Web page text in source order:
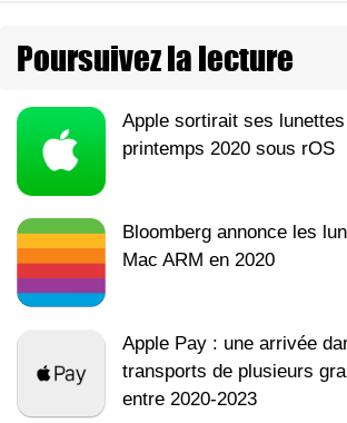
Poursuivez la lecture
Apple sortirait ses
printemps 2020 sous rOS
Bloomberg annonce les
Mac ARM en 2020
Apple Pay : une arrivée
transports de plusieurs
entre 2020-2023